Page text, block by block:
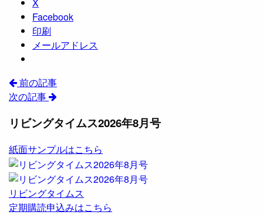
X
Facebook
印刷
メールアドレス
前の記事
次の記事
リビングタイムス2026年8月号
紙面サンプルはこちら
リビングタイムス
定期購読申込みはこちら